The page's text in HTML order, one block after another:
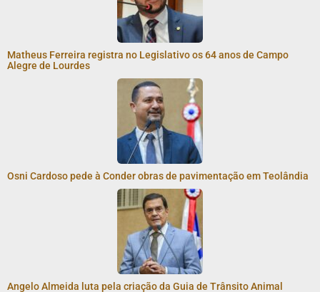
Matheus Ferreira registra no Legislativo os 64 anos de Campo
Alegre de Lourdes
Osni Cardoso pede à Conder obras de pavimentação em Teolândia
Angelo Almeida luta pela criação da Guia de Trânsito Animal